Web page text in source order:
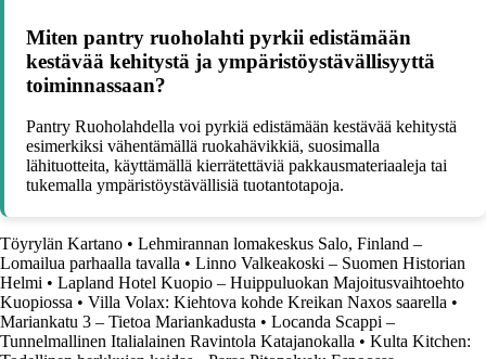
Miten pantry ruoholahti pyrkii edistämään
kestävää kehitystä ja ympäristöystävällisyyttä
toiminnassaan?
Pantry Ruoholahdella voi pyrkiä edistämään kestävää kehitystä
esimerkiksi vähentämällä ruokahävikkiä, suosimalla
lähituotteita, käyttämällä kierrätettäviä pakkausmateriaaleja tai
tukemalla ympäristöystävällisiä tuotantotapoja.
Töyrylän Kartano • Lehmirannan lomakeskus Salo, Finland –
Lomailua parhaalla tavalla • Linno Valkeakoski – Suomen Historian
Helmi • Lapland Hotel Kuopio – Huippuluokan Majoitusvaihtoehto
Kuopiossa • Villa Volax: Kiehtova kohde Kreikan Naxos saarella •
Mariankatu 3 – Tietoa Mariankadusta • Locanda Scappi –
Tunnelmallinen Italialainen Ravintola Katajanokalla • Kulta Kitchen: